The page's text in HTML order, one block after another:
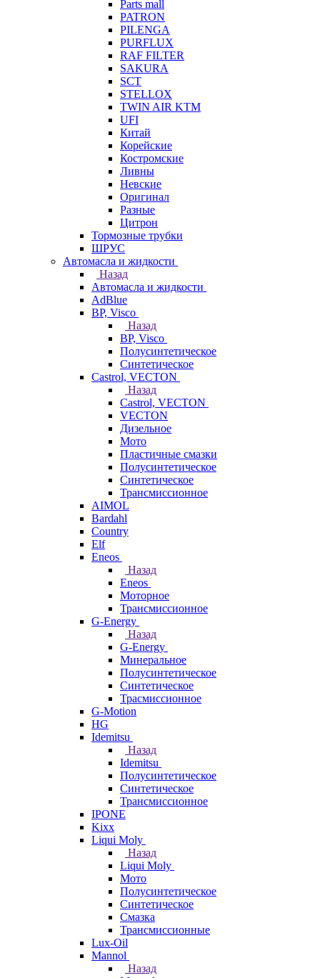
Parts mall
PATRON
PILENGA
PURFLUX
RAF FILTER
SAKURA
SCT
STELLOX
TWIN AIR KTM
UFI
Китай
Корейские
Костромские
Ливны
Невские
Оригинал
Разные
Цитрон
Тормозные трубки
ШРУС
Автомасла и жидкости
Назад
Автомасла и жидкости
AdBlue
BP, Visco
Назад
BP, Visco
Полусинтетическое
Синтетическое
Castrol, VECTON
Назад
Castrol, VECTON
VECTON
Дизельное
Мото
Пластичные смазки
Полусинтетическое
Синтетическое
Трансмиссионное
AIMOL
Bardahl
Country
Elf
Eneos
Назад
Eneos
Моторное
Трансмиссионное
G-Energy
Назад
G-Energy
Минеральное
Полусинтетическое
Синтетическое
Трасмиссионное
G-Motion
HG
Idemitsu
Назад
Idemitsu
Полусинтетическое
Синтетическое
Трансмиссионное
IPONE
Kixx
Liqui Moly
Назад
Liqui Moly
Мото
Полусинтетическое
Синтетическое
Смазка
Трансмиссионные
Lux-Oil
Mannol
Назад